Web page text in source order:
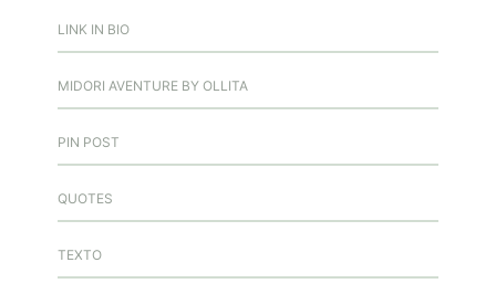
LINK IN BIO
MIDORI AVENTURE BY OLLITA
PIN POST
QUOTES
TEXTO